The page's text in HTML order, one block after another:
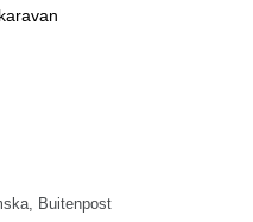
karavan
Buitenpost